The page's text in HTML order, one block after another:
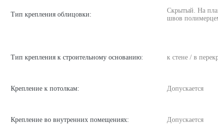
Тип крепления облицовки:
Скрытый. На
швов
Тип крепления к строительному основанию: к стене / в
Крепление к потолкам: Допускается
Крепление во внутренних помещениях: Допускается